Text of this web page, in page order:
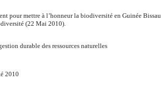
pour mettre à l’honneur la biodiversité en Guinée Bissau
(22 Mai 2010).
durable des ressources naturelles
2010